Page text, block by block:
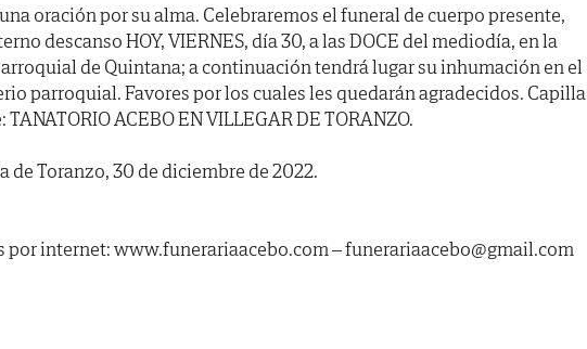
oración por su alma. Celebraremos el funeral de cuerpo presente,
descanso HOY, VIERNES, día 30, a las DOCE del mediodía, en la
de Quintana; a continuación tendrá lugar su inhumación en el
parroquial. Favores por los cuales les quedarán agradecidos. Capilla
ACEBO EN VILLEGAR DE TORANZO.
de Toranzo, 30 de diciembre de 2022.
por internet: www.funerariaacebo.com – funerariaacebo@gmail.com